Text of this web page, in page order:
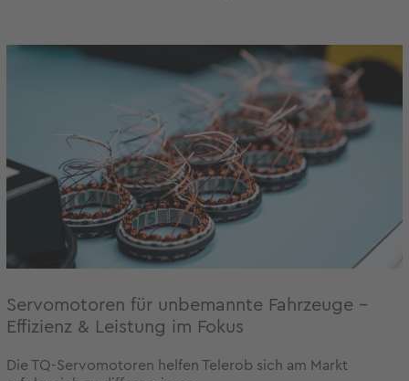
Servomotoren für unbemannte Fahrzeuge –
Effizienz & Leistung im Fokus
Die TQ-Servomotoren helfen Telerob sich am Markt